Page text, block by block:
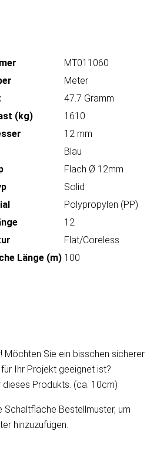
MT011060
Meter
47.7 Gramm
(kg)
1610
12 mm
Blau
Flach Ø 12mm
Solid
Polypropylen (PP)
12
Flat/Coreless
Länge (m) 100
Möchten Sie ein bisschen sicherer
Ihr Projekt geeignet ist?
dieses Produkts. (ca. 10cm)
Schaltfläche Bestellmuster, um
hinzuzufügen.